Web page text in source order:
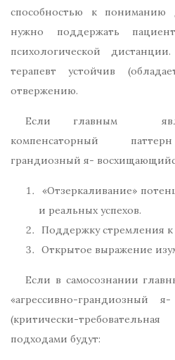
способностью к пониманию
нужно поддержать
психологической
терапевт устойчив
отвержению.
Если главным
компенсаторный
грандиозный я-
«Отзеркаливание»
и реальных успехов.
Поддержку стремления
Открытое выражение
Если в самосознании
«агрессивно-грандиозный
(критически-
подходами будут: